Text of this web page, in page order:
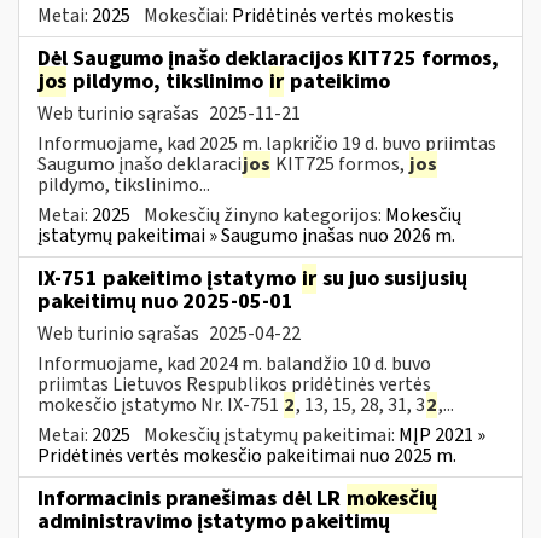
Metai: 2025 Mokesčiai: Pridėtinės vertės mokestis
Dėl Saugumo įnašo deklaracijos KIT725 formos,
jos pildymo, tikslinimo ir pateikimo
Web turinio sąrašas 2025-11-21
Informuojame, kad 2025 m. lapkričio 19 d. buvo priimtas
Saugumo įnašo deklaracijos KIT725 formos, jos
pildymo, tikslinimo...
Metai: 2025 Mokesčių žinyno kategorijos: Mokesčių
įstatymų pakeitimai » Saugumo įnašas nuo 2026 m.
IX-751 pakeitimo įstatymo ir su juo susijusių
pakeitimų nuo 2025-05-01
Web turinio sąrašas 2025-04-22
Informuojame, kad 2024 m. balandžio 10 d. buvo
priimtas Lietuvos Respublikos pridėtinės vertės
mokesčio įstatymo Nr. IX-751 2, 13, 15, 28, 31, 32,...
Metai: 2025 Mokesčių įstatymų pakeitimai: MĮP 2021 »
Pridėtinės vertės mokesčio pakeitimai nuo 2025 m.
Informacinis pranešimas dėl LR mokesčių
administravimo įstatymo pakeitimų